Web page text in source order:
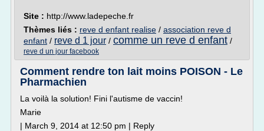
Site : http://www.ladepeche.fr
Thèmes liés : reve d enfant realise / association reve d
enfant / reve d 1 jour / comme un reve d enfant /
reve d un jour facebook
Comment rendre ton lait moins POISON - Le
Pharmachien
La voilà la solution! Fini l'autisme de vaccin!
Marie
| March 9, 2014 at 12:50 pm | Reply